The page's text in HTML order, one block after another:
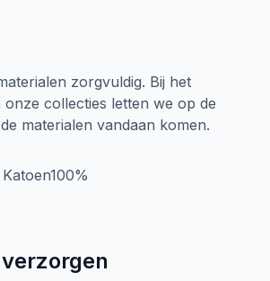
zorgvuldig. Bij het
onze collecties letten we op de
materialen vandaan komen.